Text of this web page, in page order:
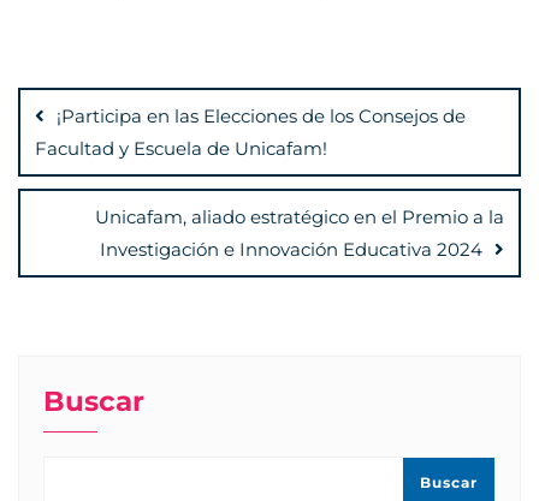
de
entradas
¡Participa en las Elecciones de los Consejos de
Facultad y Escuela de Unicafam!
Unicafam, aliado estratégico en el Premio a la
Investigación e Innovación Educativa 2024
Buscar
Buscar